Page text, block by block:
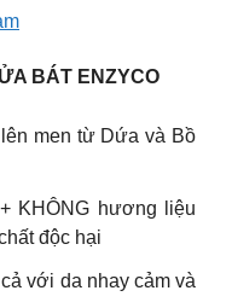
BÁT ENZYCO
men từ Dứa và Bồ
KHÔNG hương liệu
độc hại
với da nhay cảm và